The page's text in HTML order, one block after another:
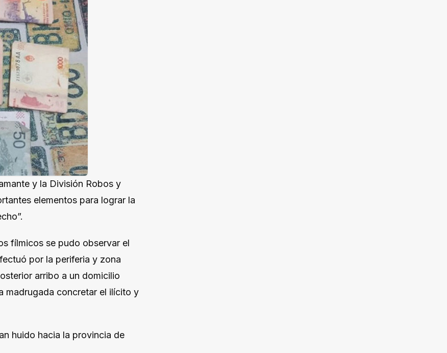
y la División Robos y
elementos para lograr la
fílmicos se pudo observar el
por la periferia y zona
arribo a un domicilio
madrugada concretar el ilícito y
huido hacia la provincia de